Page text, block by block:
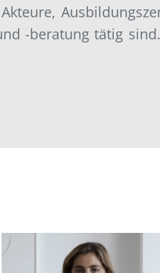
-beratung tätig